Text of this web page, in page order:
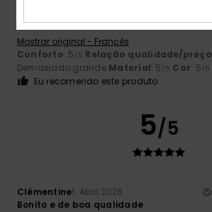
Satisfatório
Mostrar original - Francês
Conforto: 5 /5 Relação qualidade/preço
Demasiado grande Material: 5 /5 Cor: 5/5
Eu recomendo este produto
5/5
Clémentine1. Abril 2026
Bonito e de boa qualidade